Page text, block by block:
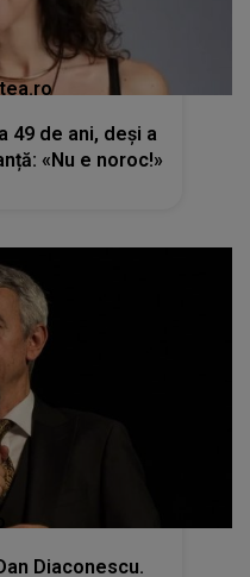
Diaconescu.
la doar 60 de ani